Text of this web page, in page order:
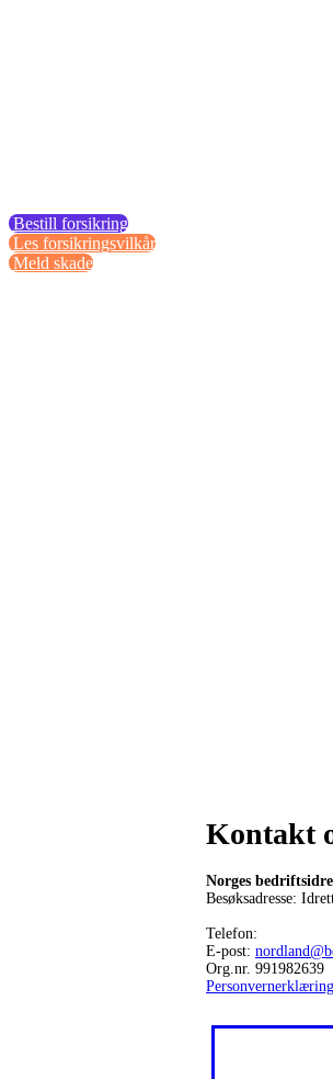
Bestill forsikring
Les forsikringsvilkår
Meld skade
Kontakt
Norges
Besøksadresse:
Telefon:
E-post:
Org.nr. 991982639
Personvernerklæring